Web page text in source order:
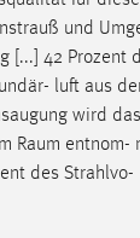
und
[...] 42 Prozent
luft aus
wird
Raum entnom-
des Strahlvo-